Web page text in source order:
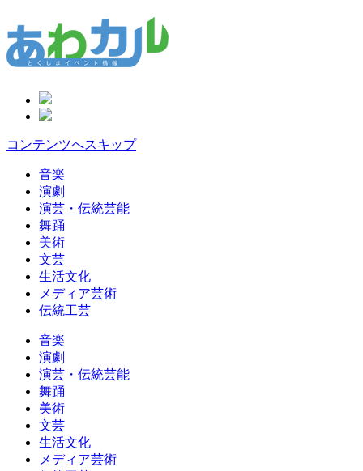
コンテンツへスキップ
音楽
演劇
演芸・伝統芸能
舞踊
美術
文芸
生活文化
メディア芸術
伝統工芸
音楽
演劇
演芸・伝統芸能
舞踊
美術
文芸
生活文化
メディア芸術